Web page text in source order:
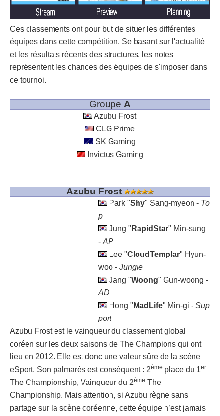
Ces classements ont pour but de situer les différentes
équipes dans cette compétition. Se basant sur l'actualité
et les résultats récents des structures, les notes
représentent les chances des équipes de s'imposer dans
ce tournoi.
Groupe A
Azubu Frost
CLG Prime
SK Gaming
Invictus Gaming
Azubu Frost
Park "Shy" Sang-myeon - To
p
Jung " RapidStar" Min-sung
- AP
Lee "CloudTemplar" Hyun-
woo - Jungle
Jang "Woong" Gun-woong -
AD
Hong " MadLife" Min-gi - Sup
port
Azubu Frost est le vainqueur du classement global
coréen sur les deux saisons de The Champions qui ont
lieu en 2012. Elle est donc une valeur sûre de la scène
eSport. Son palmarès est conséquent : 2ème place du 1er
The Championship, Vainqueur du 2ème The
Championship. Mais attention, si Azubu règne sans
partage sur la scène coréenne, cette équipe n’est jamais